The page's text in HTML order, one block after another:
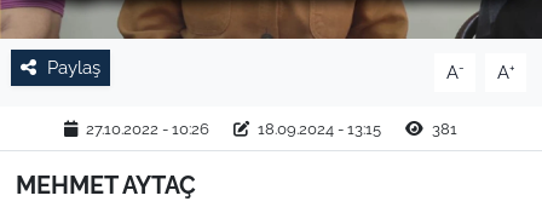
Paylaş A- A+
27.10.2022 - 10:26 18.09.2024 - 13:15 381
MEHMET AYTAÇ
SPOR
YAŞAM
EDİRNE